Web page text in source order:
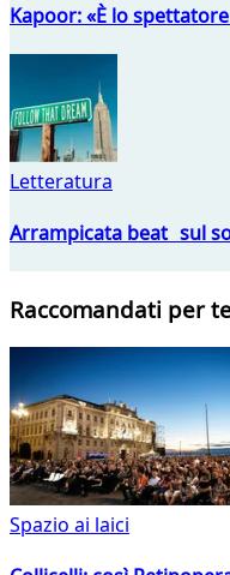
Kapoor: «È lo
Letteratura
Arrampicata beat sul
Raccomandati per
Spazio ai laici